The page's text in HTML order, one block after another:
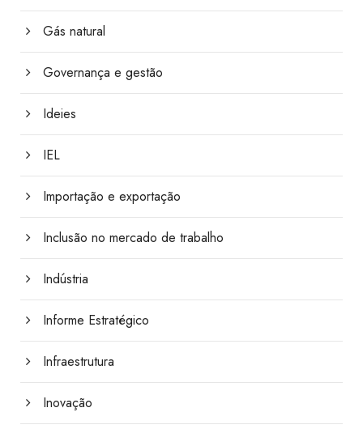
Gás natural
Governança e gestão
Ideies
IEL
Importação e exportação
Inclusão no mercado de trabalho
Indústria
Informe Estratégico
Infraestrutura
Inovação